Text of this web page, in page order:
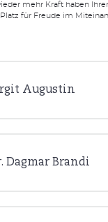
mehr Kraft haben
für Freude im
Augustin
Dagmar Brandi